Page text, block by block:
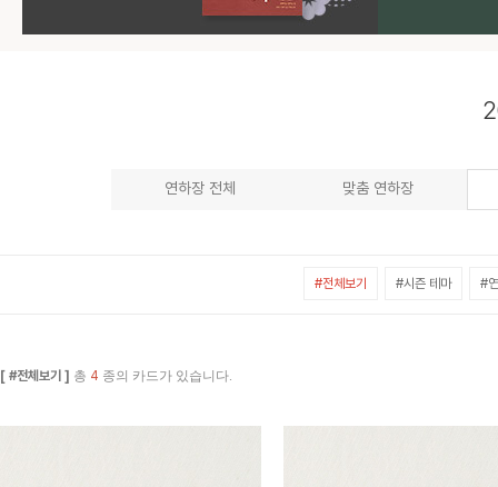
연하장 전체 맞춤 연하장
#전체보기 #시즌 테마 #
[ #전체보기 ] 총 4 종의 카드가 있습니다.